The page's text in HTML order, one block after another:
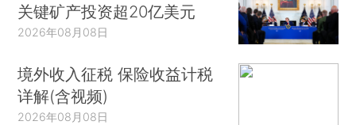
关键矿产投资超20亿美元
2026年08月08日
境外收入征税 保险收益计税
详解(含视频)
2026年08月08日